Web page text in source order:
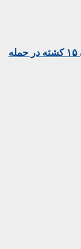
مقامات غزه می‌گویند چهار روزنامه‌نگار در میان ۱۵ کشته در حمله